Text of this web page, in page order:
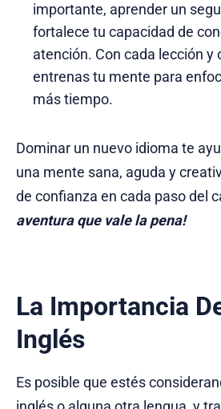
importante, aprender un
fortalece tu capacidad de
atención. Con cada lección y
entrenas tu mente para
más tiempo.
Dominar un nuevo idioma te
una mente sana, aguda y
de confianza en cada paso del
aventura que vale la pena!
La Importancia
Inglés
Es posible que estés